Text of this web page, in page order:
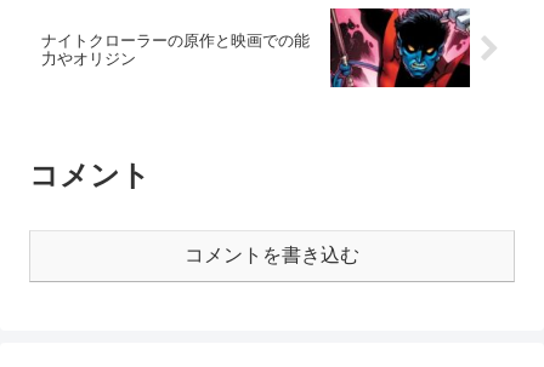
ナイトクローラーの原作と映画での能
力やオリジン
コメント
コメントを書き込む